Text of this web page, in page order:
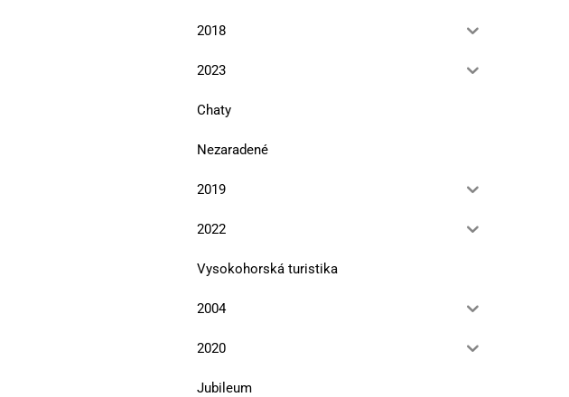
2018
2023
Chaty
Nezaradené
2019
2022
Vysokohorská turistika
2004
2020
Jubileum